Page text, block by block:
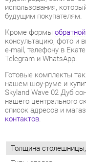
Готовые комплекты
нашем шоу-руме и
Skyland Wave 02 Дуб
нашего центрального
список адресов и
контактов.
Толщина столешницы,
Типы столов
Тумбы
Стиль мебели
Материал